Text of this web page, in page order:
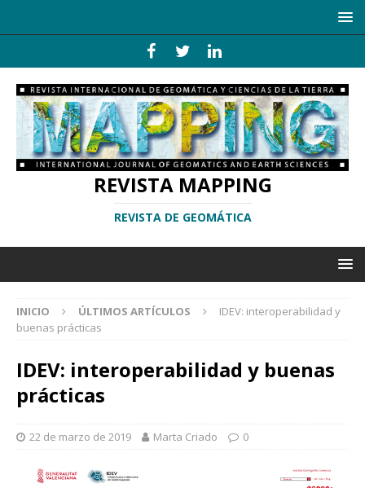
REVISTA MAPPING
REVISTA DE GEOMÁTICA
INICIO ÚLTIMOS ARTÍCULOS
IDEV: interoperabilidad y
buenas prácticas
IDEV: interoperabilidad y buenas
prácticas
22 de marzo de 2019 Marta Criado 0